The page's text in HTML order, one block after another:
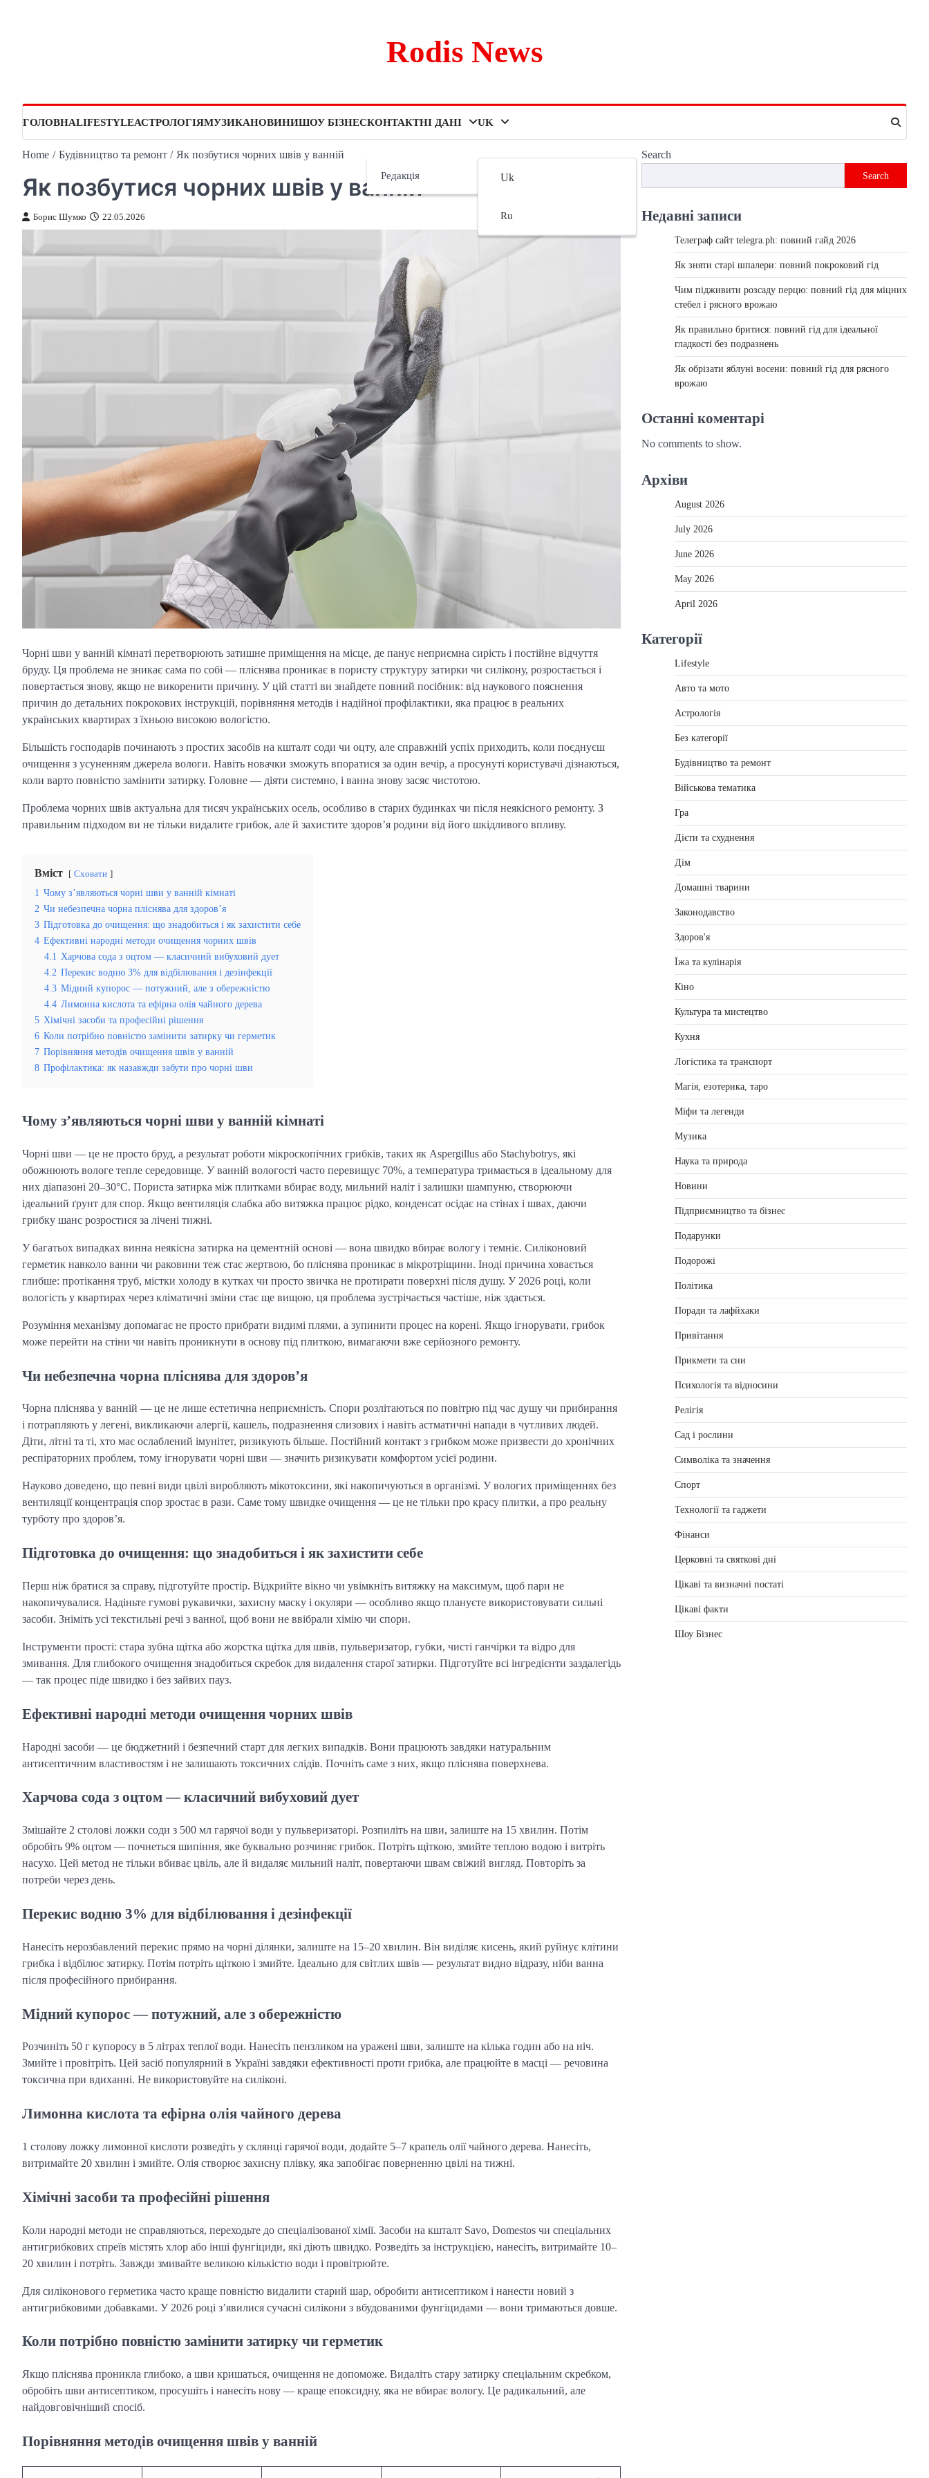
Rodis News
ГОЛОВНАLIFESTYLEАСТРОЛОГІЯМУЗИКАНОВИНИШОУ БІЗНЕСКОНТАКТНІ ДАНІ
Редакція
UK
Uk
Ru
Home Будівництво та ремонт Як позбутися чорних швів у ванній
Як позбутися чорних швів у ванній
Борис Шумко 22.05.2026
Чорні шви у ванній кімнаті перетворюють затишне приміщення на місце, де панує неприємна сирість і постійне відчуття
бруду. Ця проблема не зникає сама по собі — пліснява проникає в пористу структуру затирки чи силікону, розростається і
повертається знову, якщо не викоренити причину. У цій статті ви знайдете повний посібник: від наукового пояснення
причин до детальних покрокових інструкцій, порівняння методів і надійної профілактики, яка працює в реальних
українських квартирах з їхньою високою вологістю.
Більшість господарів починають з простих засобів на кшталт соди чи оцту, але справжній успіх приходить, коли поєднуєш
очищення з усуненням джерела вологи. Навіть новачки зможуть впоратися за один вечір, а просунуті користувачі дізнаються,
коли варто повністю замінити затирку. Головне — діяти системно, і ванна знову засяє чистотою.
Проблема чорних швів актуальна для тисяч українських осель, особливо в старих будинках чи після неякісного ремонту. З
правильним підходом ви не тільки видалите грибок, але й захистите здоров’я родини від його шкідливого впливу.
Вміст Сховати
1 Чому з’являються чорні шви у ванній кімнаті
2 Чи небезпечна чорна пліснява для здоров’я
3 Підготовка до очищення: що знадобиться і як захистити себе
4 Ефективні народні методи очищення чорних швів
4.1 Харчова сода з оцтом — класичний вибуховий дует
4.2 Перекис водню 3% для відбілювання і дезінфекції
4.3 Мідний купорос — потужний, але з обережністю
4.4 Лимонна кислота та ефірна олія чайного дерева
5 Хімічні засоби та професійні рішення
6 Коли потрібно повністю замінити затирку чи герметик
7 Порівняння методів очищення швів у ванній
8 Профілактика: як назавжди забути про чорні шви
Чому з’являються чорні шви у ванній кімнаті
Чорні шви — це не просто бруд, а результат роботи мікроскопічних грибків, таких як Aspergillus або Stachybotrys, які
обожнюють вологе тепле середовище. У ванній вологості часто перевищує 70%, а температура тримається в ідеальному для
них діапазоні 20–30°C. Пориста затирка між плитками вбирає воду, мильний наліт і залишки шампуню, створюючи
ідеальний ґрунт для спор. Якщо вентиляція слабка або витяжка працює рідко, конденсат осідає на стінах і швах, даючи
грибку шанс розростися за лічені тижні.
У багатьох випадках винна неякісна затирка на цементній основі — вона швидко вбирає вологу і темніє. Силіконовий
герметик навколо ванни чи раковини теж стає жертвою, бо пліснява проникає в мікротріщини. Іноді причина ховається
глибше: протікання труб, містки холоду в кутках чи просто звичка не протирати поверхні після душу. У 2026 році, коли
вологість у квартирах через кліматичні зміни стає ще вищою, ця проблема зустрічається частіше, ніж здається.
Розуміння механізму допомагає не просто прибрати видимі плями, а зупинити процес на корені. Якщо ігнорувати, грибок
може перейти на стіни чи навіть проникнути в основу під плиткою, вимагаючи вже серйозного ремонту.
Чи небезпечна чорна пліснява для здоров’я
Чорна пліснява у ванній — це не лише естетична неприємність. Спори розлітаються по повітрю під час душу чи прибирання
і потрапляють у легені, викликаючи алергії, кашель, подразнення слизових і навіть астматичні напади в чутливих людей.
Діти, літні та ті, хто має ослаблений імунітет, ризикують більше. Постійний контакт з грибком може призвести до хронічних
респіраторних проблем, тому ігнорувати чорні шви — значить ризикувати комфортом усієї родини.
Науково доведено, що певні види цвілі виробляють мікотоксини, які накопичуються в організмі. У вологих приміщеннях без
вентиляції концентрація спор зростає в рази. Саме тому швидке очищення — це не тільки про красу плитки, а про реальну
турботу про здоров’я.
Підготовка до очищення: що знадобиться і як захистити себе
Перш ніж братися за справу, підготуйте простір. Відкрийте вікно чи увімкніть витяжку на максимум, щоб пари не
накопичувалися. Надіньте гумові рукавички, захисну маску і окуляри — особливо якщо плануєте використовувати сильні
засоби. Зніміть усі текстильні речі з ванної, щоб вони не ввібрали хімію чи спори.
Інструменти прості: стара зубна щітка або жорстка щітка для швів, пульверизатор, губки, чисті ганчірки та відро для
змивання. Для глибокого очищення знадобиться скребок для видалення старої затирки. Підготуйте всі інгредієнти заздалегідь
— так процес піде швидко і без зайвих пауз.
Ефективні народні методи очищення чорних швів
Народні засоби — це бюджетний і безпечний старт для легких випадків. Вони працюють завдяки натуральним
антисептичним властивостям і не залишають токсичних слідів. Почніть саме з них, якщо пліснява поверхнева.
Харчова сода з оцтом — класичний вибуховий дует
Змішайте 2 столові ложки соди з 500 мл гарячої води у пульверизаторі. Розпиліть на шви, залиште на 15 хвилин. Потім
обробіть 9% оцтом — почнеться шипіння, яке буквально розчиняє грибок. Потріть щіткою, змийте теплою водою і витріть
насухо. Цей метод не тільки вбиває цвіль, але й видаляє мильний наліт, повертаючи швам свіжий вигляд. Повторіть за
потреби через день.
Перекис водню 3% для відбілювання і дезінфекції
Нанесіть нерозбавлений перекис прямо на чорні ділянки, залиште на 15–20 хвилин. Він виділяє кисень, який руйнує клітини
грибка і відбілює затирку. Потім потріть щіткою і змийте. Ідеально для світлих швів — результат видно відразу, ніби ванна
після професійного прибирання.
Мідний купорос — потужний, але з обережністю
Розчиніть 50 г купоросу в 5 літрах теплої води. Нанесіть пензликом на уражені шви, залиште на кілька годин або на ніч.
Змийте і провітріть. Цей засіб популярний в Україні завдяки ефективності проти грибка, але працюйте в масці — речовина
токсична при вдиханні. Не використовуйте на силіконі.
Лимонна кислота та ефірна олія чайного дерева
1 столову ложку лимонної кислоти розведіть у склянці гарячої води, додайте 5–7 крапель олії чайного дерева. Нанесіть,
витримайте 20 хвилин і змийте. Олія створює захисну плівку, яка запобігає поверненню цвілі на тижні.
Хімічні засоби та професійні рішення
Коли народні методи не справляються, переходьте до спеціалізованої хімії. Засоби на кшталт Savo, Domestos чи спеціальних
антигрибкових спреїв містять хлор або інші фунгіциди, які діють швидко. Розведіть за інструкцією, нанесіть, витримайте 10–
20 хвилин і потріть. Завжди змивайте великою кількістю води і провітрюйте.
Для силіконового герметика часто краще повністю видалити старий шар, обробити антисептиком і нанести новий з
антигрибковими добавками. У 2026 році з’явилися сучасні силікони з вбудованими фунгіцидами — вони тримаються довше.
Коли потрібно повністю замінити затирку чи герметик
Якщо пліснява проникла глибоко, а шви кришаться, очищення не допоможе. Видаліть стару затирку спеціальним скребком,
обробіть шви антисептиком, просушіть і нанесіть нову — краще епоксидну, яка не вбирає вологу. Це радикальний, але
найдовговічніший спосіб.
Порівняння методів очищення швів у ванній
Search
Search
Недавні записи
Телеграф сайт telegra.ph: повний гайд 2026
Як зняти старі шпалери: повний покроковий гід
Чим підживити розсаду перцю: повний гід для міцних
стебел і рясного врожаю
Як правильно бритися: повний гід для ідеальної
гладкості без подразнень
Як обрізати яблуні восени: повний гід для рясного
врожаю
Останні коментарі
No comments to show.
Архіви
August 2026
July 2026
June 2026
May 2026
April 2026
Категорії
Lifestyle
Авто та мото
Астрологія
Без категорії
Будівництво та ремонт
Військова тематика
Гра
Дієти та схуднення
Дім
Домашні тварини
Законодавство
Здоров'я
Їжа та кулінарія
Кіно
Культура та мистецтво
Кухня
Логістика та транспорт
Магія, езотерика, таро
Міфи та легенди
Музика
Наука та природа
Новини
Підприємництво та бізнес
Подарунки
Подорожі
Політика
Поради та лафйхаки
Привітання
Прикмети та сни
Психологія та відносини
Релігія
Сад і рослини
Символіка та значення
Спорт
Технології та гаджети
Фінанси
Церковні та святкові дні
Цікаві та визначні постаті
Цікаві факти
Шоу Бізнес